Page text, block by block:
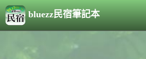
bluezz民宿筆記本